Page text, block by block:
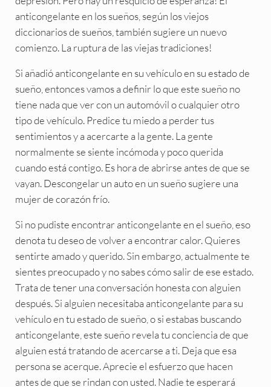
anticongelante en los sueños, según los viejos
diccionarios de sueños, también sugiere un nuevo
comienzo. La ruptura de las viejas tradiciones!
Si añadió anticongelante en su vehículo en su estado de
sueño, entonces vamos a definir lo que este sueño no
tiene nada que ver con un automóvil o cualquier otro
tipo de vehículo. Predice tu miedo a perder tus
sentimientos y a acercarte a la gente. La gente
normalmente se siente incómoda y poco querida
cuando está contigo. Es hora de abrirse antes de que se
vayan. Descongelar un auto en un sueño sugiere una
mujer de corazón frío.
Si no pudiste encontrar anticongelante en el sueño, eso
denota tu deseo de volver a encontrar calor. Quieres
sentirte amado y querido. Sin embargo, actualmente te
sientes preocupado y no sabes cómo salir de ese estado.
Trata de tener una conversación honesta con alguien
después. Si alguien necesitaba anticongelante para su
vehículo en tu estado de sueño, o si estabas buscando
anticongelante, este sueño revela tu conciencia de que
alguien está tratando de acercarse a ti. Deja que esa
persona se acerque. Aprecie el esfuerzo que hacen
antes de que se rindan con usted. Nadie te esperará